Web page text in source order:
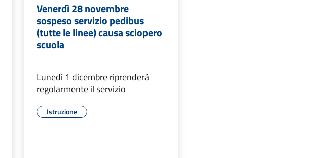
Venerdì 28 novembre
sospeso servizio pedibus
(tutte le linee) causa sciopero
scuola
Lunedì 1 dicembre riprenderà
regolarmente il servizio
Istruzione